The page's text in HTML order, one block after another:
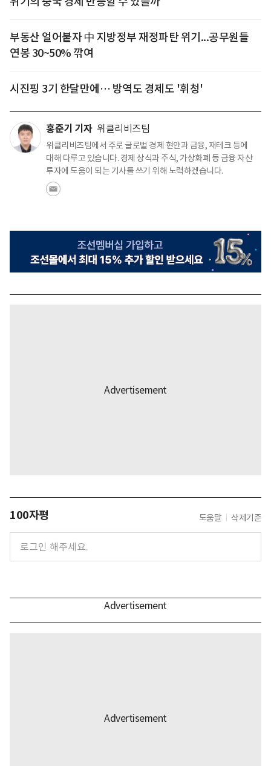
부동산 얼어붙자 中 지방정부 재정파탄 위기...공무원들
연봉 30~50% 깎여
시진핑 3기 한달만에… 방역도 경제도 '휘청'
홍준기 기자 위클리비즈팀
위클리비즈팀에서 주로 글로벌 경제 현안과 금융, 재테크 등에
대해 다루고 있습니다. 경제 상식과 주식, 가상화폐 등 금융 자산
투자에 도움이 되는 기사를 쓰기 위해 노력하겠습니다.
100자평 도움말 삭제기준